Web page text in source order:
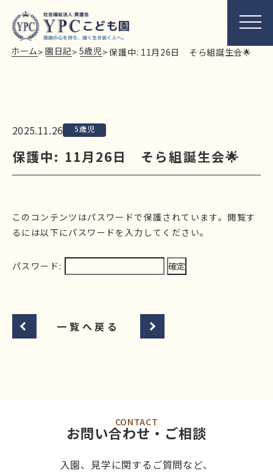
ホーム> 園日記> 5歳児> 保護中: 11月26日 そら組誕生会🌟
2025.11.26 5歳児
保護中: 11月26日 そら組誕生会🌟
このコンテンツはパスワードで保護されています。閲覧す
るには以下にパスワードを入力してください。
パスワード:
一覧へ戻る
CONTACT
お問い合わせ・ご相談
入園、見学に関するご質問など、